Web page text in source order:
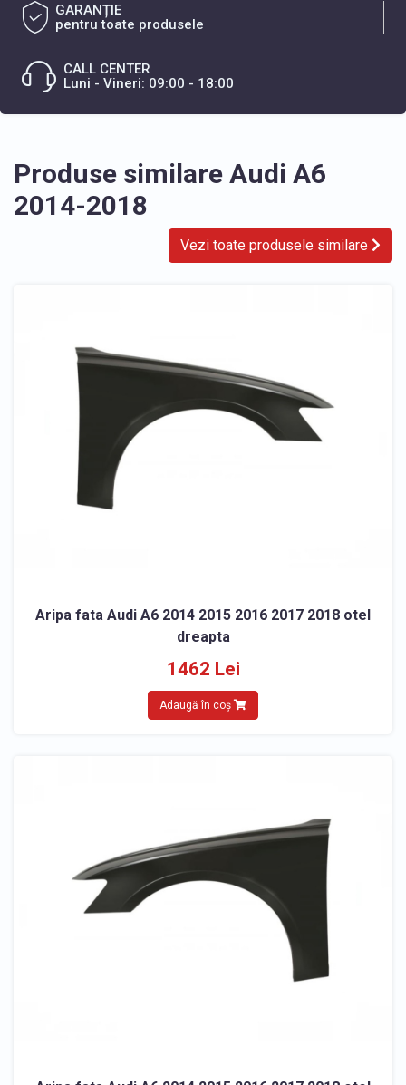
GARANȚIE
pentru toate produsele
CALL CENTER
Luni - Vineri: 09:00 - 18:00
Produse similare Audi A6
2014-2018
Vezi toate produsele similare
Aripa fata Audi A6 2014 2015 2016 2017 2018 otel
dreapta
1462 Lei
Adaugă în coș